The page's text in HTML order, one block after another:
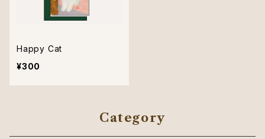
Happy Cat
¥300
Category